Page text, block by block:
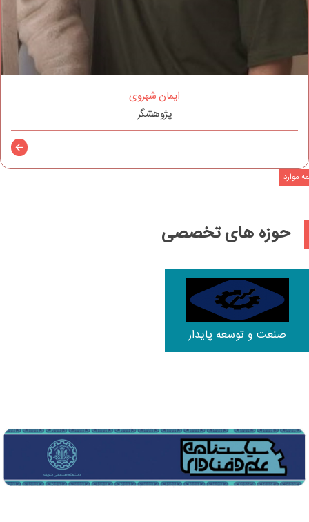
ایمان شهروی
پژوهشگر
موارد
حوزه های تخصصی
صنعت و توسعه پایدار